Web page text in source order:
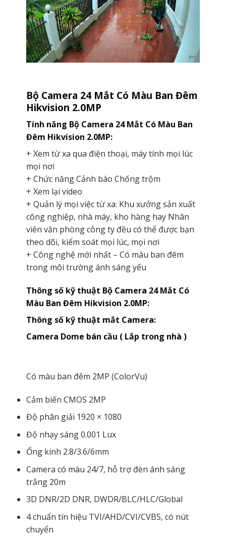
Bộ Camera 24 Mắt Có Màu Ban Đêm
Hikvision 2.0MP
Tính năng Bộ Camera 24 Mắt Có Màu Ban
Đêm Hikvision 2.0MP:
+ Xem từ xa qua điện thoại, máy tính mọi lúc
mọi nơi
+ Chức năng Cảnh báo Chống trộm
+ Xem lại video
+ Quản lý mọi việc từ xa: Khu xưởng sản xuất
công nghiệp, nhà máy, kho hàng hay Nhân
viên văn phòng công ty đều có thể được bạn
theo dõi, kiểm soát mọi lúc, mọi nơi
+ Công nghệ mới nhất – Có màu ban đêm
trong môi trường ánh sáng yếu
Thông số kỹ thuật Bộ Camera 24 Mắt Có
Màu Ban Đêm Hikvision 2.0MP:
Thông số kỹ thuật mắt Camera:
Camera Dome bán cầu ( Lắp trong nhà )
Có màu ban đêm 2MP (ColorVu)
Cảm biến CMOS 2MP
Độ phân giải 1920 × 1080
Độ nhạy sáng 0.001 Lux
Ống kính 2.8/3.6/6mm
Camera có màu 24/7, hỗ trợ đèn ánh sáng
trắng 20m
3D DNR/2D DNR, DWDR/BLC/HLC/Global
4 chuẩn tín hiệu TVI/AHD/CVI/CVBS, có nút
chuyển